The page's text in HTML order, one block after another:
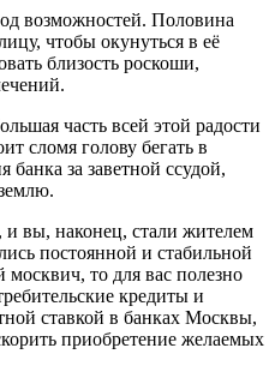
возможностей. Половина
чтобы окунуться в её
близость роскоши,
часть всей этой радости
сломя голову бегать в
за заветной ссудой,
вы, наконец, стали жителем
постоянной и стабильной
то для вас полезно
кредиты и
ставкой в банках Москвы,
приобретение желаемых